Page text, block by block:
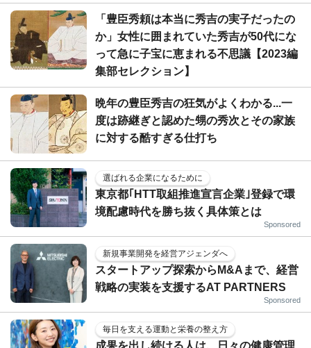
「豊臣秀頼は本当に秀吉の実子だったの
か」女性に囲まれていた秀吉が50代にな
って急に子宝に恵まれる不思議【2023編
集部セレクション】
晩年の豊臣秀吉の狂気がよくわかる...一
度は跡継ぎと認めた甥の秀次とその家族
に対する酷すぎる仕打ち
選ばれる企業になるために
東京都｢HTT取組推進宣言企業｣登録で環
境配慮時代を勝ち抜く具体策とは
Sponsored
新規事業開発を経営アジェンダへ
スタートアップ探索からM&Aまで、経営
戦略の実装を支援するAT PARTNERS
Sponsored
毎日を支える運動と栄養の整え方
成果を出し続ける人は、日々の健康管理